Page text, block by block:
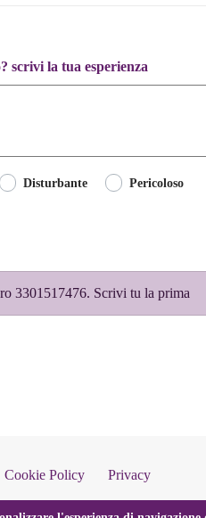
scrivi la tua esperienza
Disturbante
Pericoloso
3301517476. Scrivi tu la prima
Cookie Policy Privacy